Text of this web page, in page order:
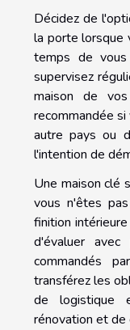
Décidez de
la porte lorsque
temps de
supervisez
maison de
recommandée
autre pays ou
l'intention de
Une maison clé
vous n'êtes
finition
d'évaluer
commandés
transférez les
de logistique
rénovation et de